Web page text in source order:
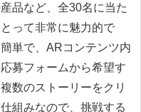
品など、全30名に当た
って非常に魅力的で
単で、ARコンテンツ内
募フォームから希望す
数のストーリーをクリ
組みなので、挑戦する